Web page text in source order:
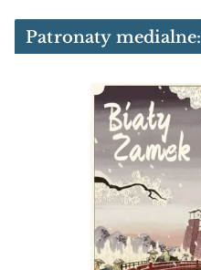
Patronaty medialne: